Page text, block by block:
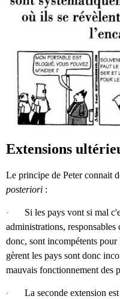
Extensions
Le principe de Peter connait
posteriori :
·
Si les pays vont si mal
administrations,
donc, sont incompétents
gèrent les pays sont donc
mauvais fonctionnement des
·
La seconde extension